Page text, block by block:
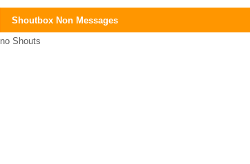
Shoutbox Non Messages
no Shouts